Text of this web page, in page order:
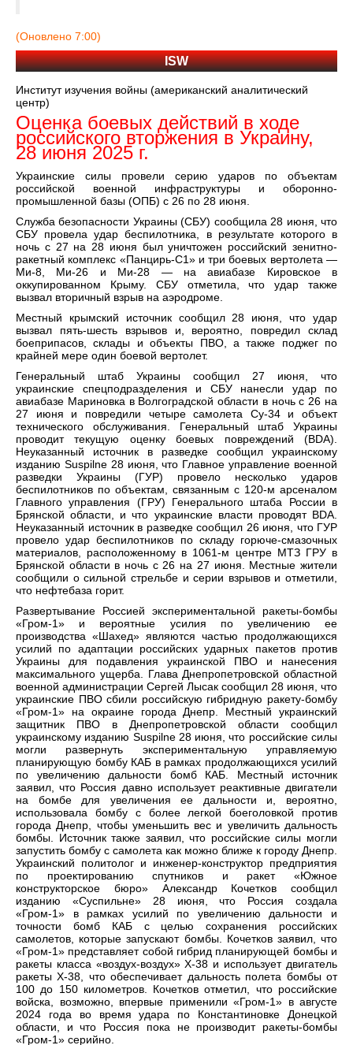
(Оновлено 7:00)
ISW
Институт изучения войны (американский аналитический
центр)
Оценка боевых действий в ходе
российского вторжения в Украину,
28 июня 2025 г.
Украинские силы провели серию ударов по объектам
российской военной инфраструктуры и оборонно-
промышленной базы (ОПБ) с 26 по 28 июня.
Служба безопасности Украины (СБУ) сообщила 28 июня, что
СБУ провела удар беспилотника, в результате которого в
ночь с 27 на 28 июня был уничтожен российский зенитно-
ракетный комплекс «Панцирь-С1» и три боевых вертолета —
Ми-8, Ми-26 и Ми-28 — на авиабазе Кировское в
оккупированном Крыму. СБУ отметила, что удар также
вызвал вторичный взрыв на аэродроме.
Местный крымский источник сообщил 28 июня, что удар
вызвал пять-шесть взрывов и, вероятно, повредил склад
боеприпасов, склады и объекты ПВО, а также поджег по
крайней мере один боевой вертолет.
Генеральный штаб Украины сообщил 27 июня, что
украинские спецподразделения и СБУ нанесли удар по
авиабазе Мариновка в Волгоградской области в ночь с 26 на
27 июня и повредили четыре самолета Су-34 и объект
технического обслуживания. Генеральный штаб Украины
проводит текущую оценку боевых повреждений (BDA).
Неуказанный источник в разведке сообщил украинскому
изданию Suspilne 28 июня, что Главное управление военной
разведки Украины (ГУР) провело несколько ударов
беспилотников по объектам, связанным с 120-м арсеналом
Главного управления (ГРУ) Генерального штаба России в
Брянской области, и что украинские власти проводят BDA.
Неуказанный источник в разведке сообщил 26 июня, что ГУР
провело удар беспилотников по складу горюче-смазочных
материалов, расположенному в 1061-м центре МТЗ ГРУ в
Брянской области в ночь с 26 на 27 июня. Местные жители
сообщили о сильной стрельбе и серии взрывов и отметили,
что нефтебаза горит.
Развертывание Россией экспериментальной ракеты-бомбы
«Гром-1» и вероятные усилия по увеличению ее
производства «Шахед» являются частью продолжающихся
усилий по адаптации российских ударных пакетов против
Украины для подавления украинской ПВО и нанесения
максимального ущерба. Глава Днепропетровской областной
военной администрации Сергей Лысак сообщил 28 июня, что
украинские ПВО сбили российскую гибридную ракету-бомбу
«Гром-1» на окраине города Днепр. Местный украинский
защитник ПВО в Днепропетровской области сообщил
украинскому изданию Suspilne 28 июня, что российские силы
могли развернуть экспериментальную управляемую
планирующую бомбу КАБ в рамках продолжающихся усилий
по увеличению дальности бомб КАБ. Местный источник
заявил, что Россия давно использует реактивные двигатели
на бомбе для увеличения ее дальности и, вероятно,
использовала бомбу с более легкой боеголовкой против
города Днепр, чтобы уменьшить вес и увеличить дальность
бомбы. Источник также заявил, что российские силы могли
запустить бомбу с самолета как можно ближе к городу Днепр.
Украинский политолог и инженер-конструктор предприятия
по проектированию спутников и ракет «Южное
конструкторское бюро» Александр Кочетков сообщил
изданию «Суспильне» 28 июня, что Россия создала
«Гром-1» в рамках усилий по увеличению дальности и
точности бомб КАБ с целью сохранения российских
самолетов, которые запускают бомбы. Кочетков заявил, что
«Гром-1» представляет собой гибрид планирующей бомбы и
ракеты класса «воздух-воздух» Х-38 и использует двигатель
ракеты Х-38, что обеспечивает дальность полета бомбы от
100 до 150 километров. Кочетков отметил, что российские
войска, возможно, впервые применили «Гром-1» в августе
2024 года во время удара по Константиновке Донецкой
области, и что Россия пока не производит ракеты-бомбы
«Гром-1» серийно.